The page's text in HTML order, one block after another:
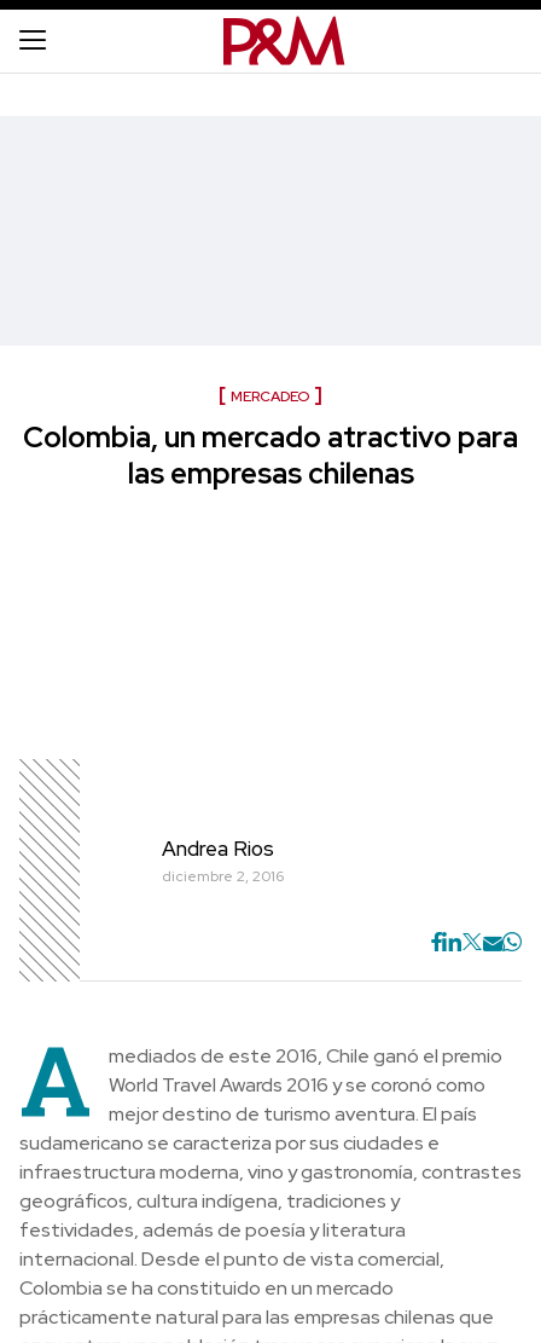
MERCADEO
Colombia, un mercado atractivo para
las empresas chilenas
Andrea Rios
diciembre 2, 2016
A
mediados de este 2016, Chile ganó el premio
World Travel Awards 2016 y se coronó como
mejor destino de turismo aventura. El país
sudamericano se caracteriza por sus ciudades e
infraestructura moderna, vino y gastronomía, contrastes
geográficos, cultura indígena, tradiciones y
festividades, además de poesía y literatura
internacional. Desde el punto de vista comercial,
Colombia se ha constituido en un mercado
prácticamente natural para las empresas chilenas que